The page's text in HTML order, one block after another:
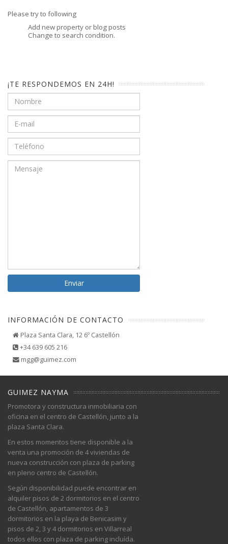
Please try to following
Add new property or blog posts
Change to search condition.
¡TE RESPONDEMOS EN 24H!
INFORMACIÓN DE CONTACTO
Plaza Santa Clara, 12 6º Castellón
+34 639 605 216
mgg@guimez.com
GUIMEZ NAYMA
Promotora y constructura inmobiliaria con
oficina en el centro de Castellón, junto a la
plaza Santa Clara.
En estos momentos tiene disponible a la
venta una promoción de 4 viviendas de
nueva construcción con plaza de parking
en pleno centro de Castellón.
Según disponibilidad puede encontrar en
alquiler pisos de 2 dormitorios en el centro
de Castellón, apartamentos de 3
dormitorios en la playa de Benicasim y
pisos de 2, 3 y 4 dormitorios en Villarreal
todos ellos con plaza de parking incluída.